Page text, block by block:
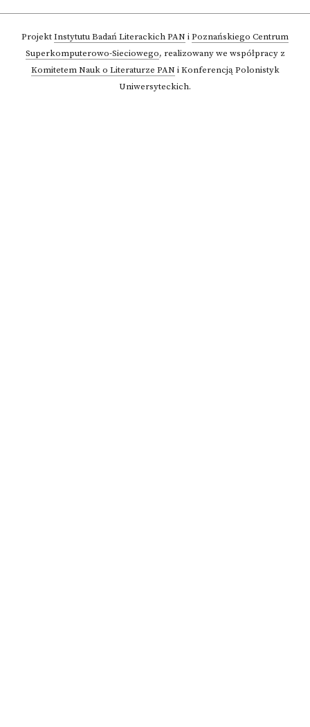
ProjektInstytutu Badań Literackich PAN iPoznańskiego Centrum
Superkomputerowo-Sieciowego, realizowany we współpracy z
Komitetem Nauk o Literaturze PAN i Konferencją Polonistyk
Uniwersyteckich.